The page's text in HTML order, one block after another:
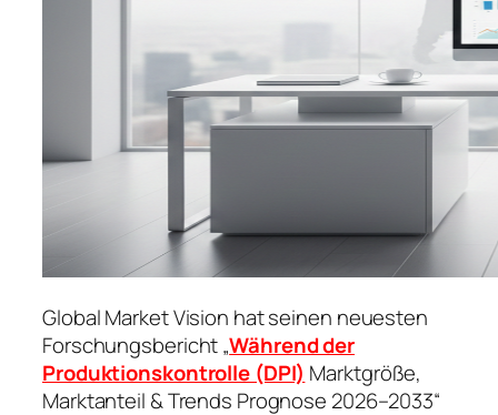
Global Market Vision hat seinen neuesten
Forschungsbericht „Während der
Produktionskontrolle (DPI) Marktgröße,
Marktanteil & Trends Prognose 2026–2033“